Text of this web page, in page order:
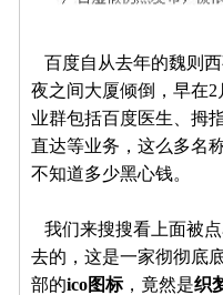
百度自从去年的魏则
夜之间大厦倾倒，早在
业群包括百度医生、拇
直达等业务，这么多名
不知道多少黑心钱。
我们来搜搜看上面被
去的，这是一家彻彻底
部的ico图标，竟然是织